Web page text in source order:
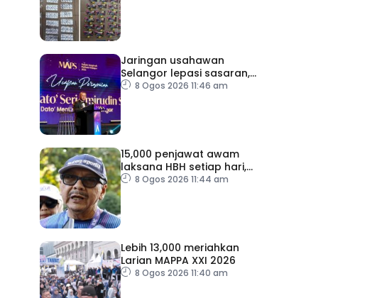
Jaringan usahawan
Selangor lepasi sasaran,
cecah 102,466 pengusaha
8 Ogos 2026 11:46 am
15,000 penjawat awam
laksana HBH setiap hari,
impak pelaksanaan diteliti
8 Ogos 2026 11:44 am
Lebih 13,000 meriahkan
Larian MAPPA XXI 2026
8 Ogos 2026 11:40 am